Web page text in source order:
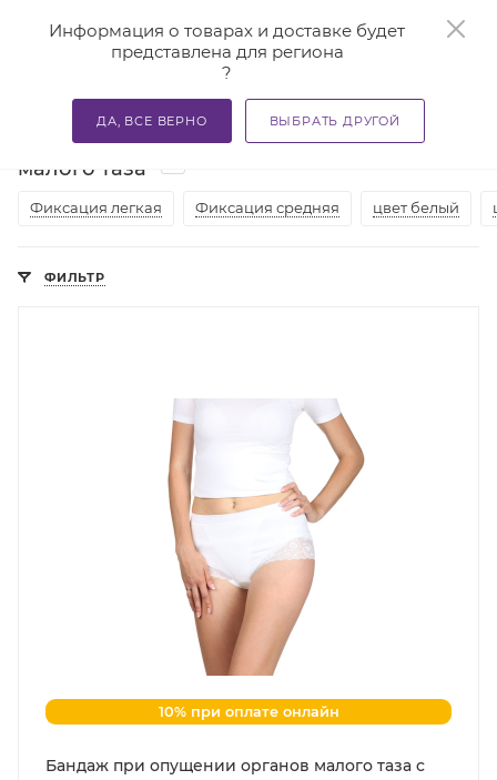
Информация о товарах и доставке будет
представлена для региона
?
ДА, ВСЕ ВЕРНО ВЫБРАТЬ ДРУГОЙ
Главная — Каталог — Бандажи и корсеты — Бандажи
Бандажи при опущении органов
малого таза
Фиксация легкая Фиксация средняя цвет белый
ФИЛЬТР
10% при оплате онлайн
Бандаж при опущении органов малого таза с